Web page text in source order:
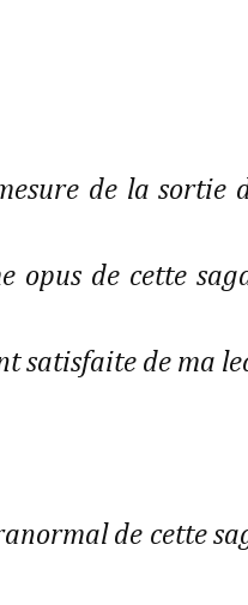
de la sortie
opus de cette
satisfaite de ma
de cette